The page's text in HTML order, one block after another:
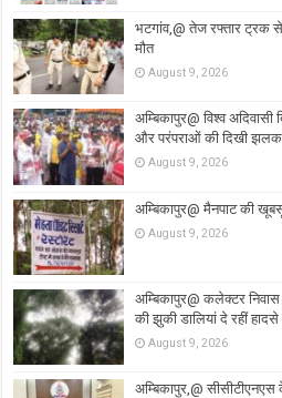
भटगांव,@ तेज रफ्तार ट्रक से
मौत
August 9, 2026
अम्बिकापुर@ विश्व
और परंपराओं की दिखी
August 9, 2026
अम्बिकापुर@ मैनपाट की
August 9, 2026
अम्बिकापुर@ कलेक्टर
की झुकी डालियां दे रहीं हादसे
August 9, 2026
अम्बिकापुर,@